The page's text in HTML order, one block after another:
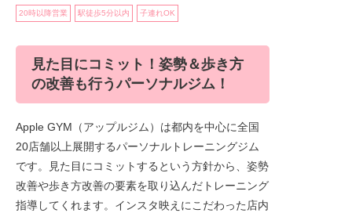
20時以降営業 駅徒歩5分以内 子連れOK
見た目にコミット！姿勢＆歩き方
の改善も行うパーソナルジム！
Apple GYM（アップルジム）は都内を中心に全国
20店舗以上展開するパーソナルトレーニングジム
です。見た目にコミットするという方針から、姿勢
改善や歩き方改善の要素を取り込んだトレーニング
指導してくれます。インスタ映えにこだわった店内